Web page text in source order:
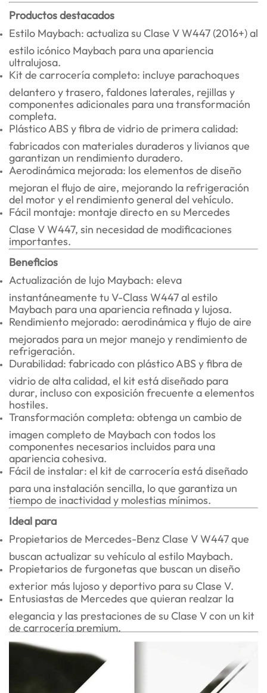
Productos destacados
Estilo Maybach: actualiza su Clase V W447 (2016+) al
estilo icónico Maybach para una apariencia
ultralujosa.
Kit de carrocería completo: incluye parachoques
delantero y trasero, faldones laterales, rejillas y
componentes adicionales para una transformación
completa.
Plástico ABS y fibra de vidrio de primera calidad:
fabricados con materiales duraderos y livianos que
garantizan un rendimiento duradero.
Aerodinámica mejorada: los elementos de diseño
mejoran el flujo de aire, mejorando la refrigeración
del motor y el rendimiento general del vehículo.
Fácil montaje: montaje directo en su Mercedes
Clase V W447, sin necesidad de modificaciones
importantes.
Beneficios
Actualización de lujo Maybach: eleva
instantáneamente tu V-Class W447 al estilo
Maybach para una apariencia refinada y lujosa.
Rendimiento mejorado: aerodinámica y flujo de aire
mejorados para un mejor manejo y rendimiento de
refrigeración.
Durabilidad: fabricado con plástico ABS y fibra de
vidrio de alta calidad, el kit está diseñado para
durar, incluso con exposición frecuente a elementos
hostiles.
Transformación completa: obtenga un cambio de
imagen completo de Maybach con todos los
componentes necesarios incluidos para una
apariencia cohesiva.
Fácil de instalar: el kit de carrocería está diseñado
para una instalación sencilla, lo que garantiza un
tiempo de inactividad y molestias mínimos.
Ideal para
Propietarios de Mercedes-Benz Clase V W447 que
buscan actualizar su vehículo al estilo Maybach.
Propietarios de furgonetas que buscan un diseño
exterior más lujoso y deportivo para su Clase V.
Entusiastas de Mercedes que quieran realzar la
elegancia y las prestaciones de su Clase V con un kit
de carrocería premium.